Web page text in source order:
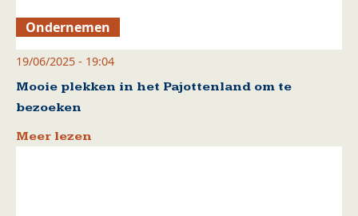
Ondernemen
19/06/2025 - 19:04
Mooie plekken in het Pajottenland om te
bezoeken
Meer lezen